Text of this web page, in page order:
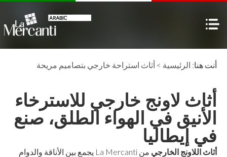
أنت هنا: الرئيسية > أثاث استراحة خارجي بتصاميم مريحة
أثاث لاونج خارجي للاسترخاء
الأنيق في الهواء الطلق، صنع
في إيطاليا
أثاث اللاونج الخارجي
من La Mercanti يجمع بين الأناقة والدوام